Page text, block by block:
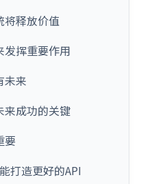
将释放价值
发挥重要作用
未来
来成功的关键
要
打造更好的API